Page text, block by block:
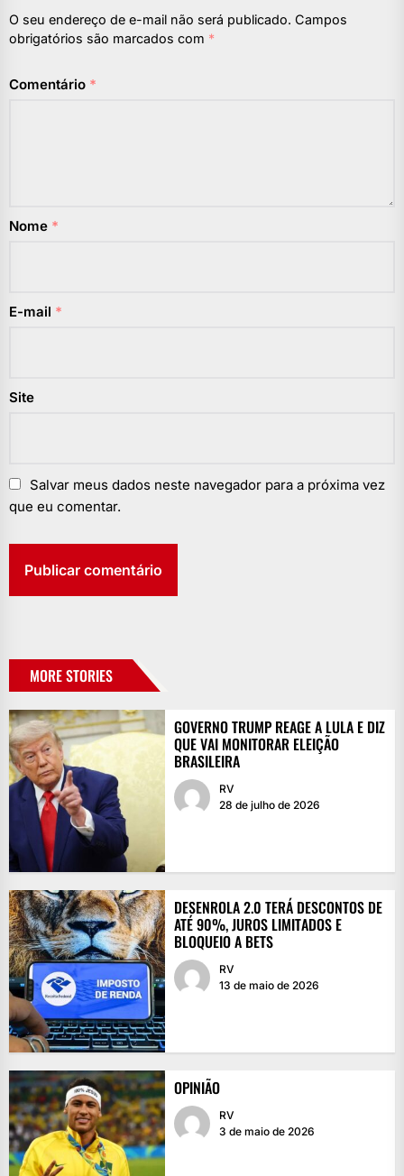
O seu endereço de e-mail não será publicado. Campos
obrigatórios são marcados com *
Comentário *
Nome *
E-mail *
Site
Salvar meus dados neste navegador para a próxima vez
que eu comentar.
MORE STORIES
GOVERNO TRUMP REAGE A LULA E DIZ
QUE VAI MONITORAR ELEIÇÃO
BRASILEIRA
RV
28 de julho de 2026
DESENROLA 2.0 TERÁ DESCONTOS DE
ATÉ 90%, JUROS LIMITADOS E
BLOQUEIO A BETS
RV
13 de maio de 2026
OPINIÃO
RV
3 de maio de 2026